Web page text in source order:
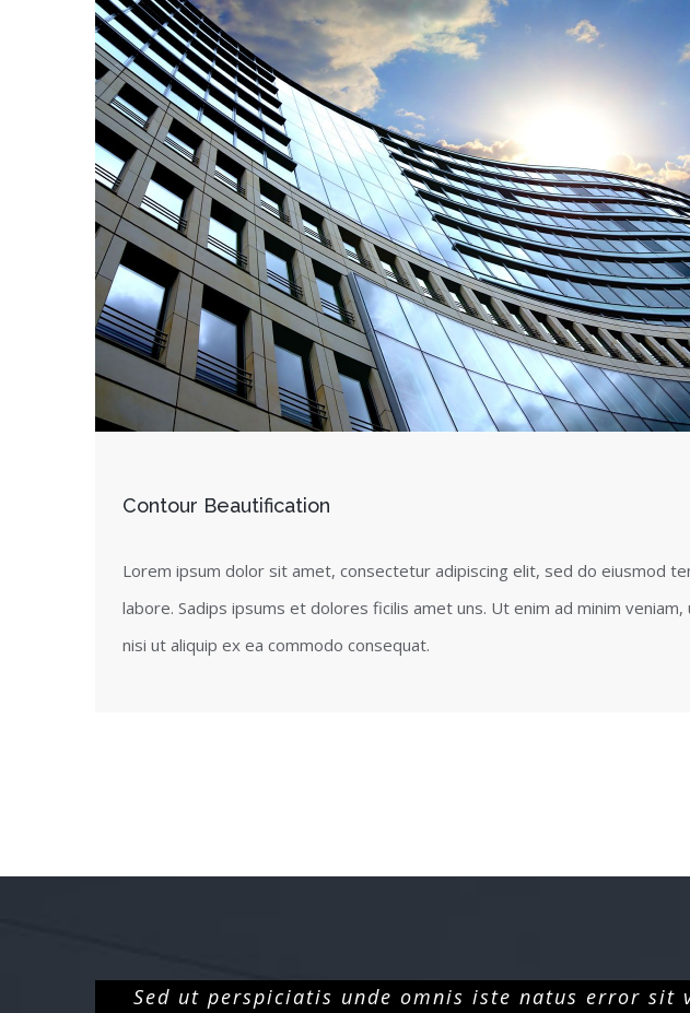
Contour Beautification
Lorem ipsum dolor sit amet, consectetur adipiscing elit, sed do eiusmod
labore. Sadips ipsums et dolores ficilis amet uns. Ut enim ad minim veniam,
nisi ut aliquip ex ea commodo consequat.
Sed ut perspiciatis unde omnis iste natus error sit